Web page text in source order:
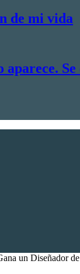
de mi vida
un Diseñador